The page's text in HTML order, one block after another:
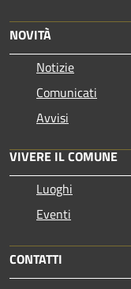
NOVITÀ
Notizie
Comunicati
Avvisi
VIVERE IL COMUNE
Luoghi
Eventi
CONTATTI